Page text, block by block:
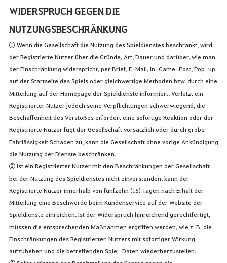
WIDERSPRUCH GEGEN DIE
NUTZUNGSBESCHRÄNKUNG
① Wenn die Gesellschaft die Nutzung des Spieldienstes beschränkt, wird
der Registrierte Nutzer über die Gründe, Art, Dauer und darüber, wie man
der Einschränkung widerspricht, per Brief, E-Mail, In-Game-Post, Pop-up
auf der Startseite des Spiels oder gleichwertige Methoden bzw. durch eine
Mitteilung auf der Homepage der Spieldienste informiert. Verletzt ein
Registrierter Nutzer jedoch seine Verpflichtungen schwerwiegend, die
Beschaffenheit des Verstoßes erfordert eine sofortige Reaktion oder der
Registrierte Nutzer fügt der Gesellschaft vorsätzlich oder durch grobe
Fahrlässigkeit Schaden zu, kann die Gesellschaft ohne vorige Ankündigung
die Nutzung der Dienste beschränken.
② Ist ein Registrierter Nutzer mit den Beschränkungen der Gesellschaft
bei der Nutzung des Spieldienstes nicht einverstanden, kann der
Registrierte Nutzer innerhalb von fünfzehn (15) Tagen nach Erhalt der
Mitteilung eine Beschwerde beim Kundenservice auf der Website der
Spieldienste einreichen. Ist der Widerspruch hinreichend gerechtfertigt,
müssen die entsprechenden Maßnahmen ergriffen werden, wie z. B. die
Einschränkungen des Registrierten Nutzers mit sofortiger Wirkung
aufzuheben und die betreffenden Spiel-Daten wiederherzustellen.